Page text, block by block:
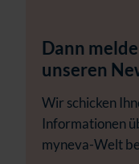
Dann
unseren
Wir schicken
Informationen
myneva-Welt